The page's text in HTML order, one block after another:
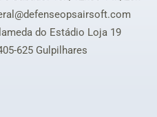
do Estádio Loja 19
625 Gulpilhares